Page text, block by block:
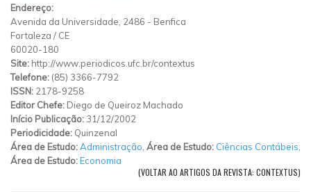
Endereço:
Avenida da Universidade, 2486 - Benfica
Fortaleza / CE
60020-180
Site: http://www.periodicos.ufc.br/contextus
Telefone: (85) 3366-7792
ISSN: 2178-9258
Editor Chefe: Diego de Queiroz Machado
Início Publicação: 31/12/2002
Periodicidade: Quinzenal
Área de Estudo:Administração Área de Estudo: Ciências Contábeis
Área de Estudo:Economia
(VOLTAR AO ARTIGOS DA REVISTA: CONTEXTUS)